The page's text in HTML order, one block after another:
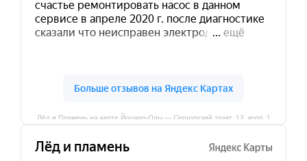
Лёд и Пламень на карте Йошкар‑Олы — Сернурский тракт, 13, корп. 1